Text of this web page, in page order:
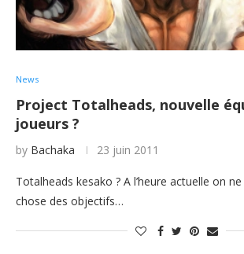
News
Project Totalheads, nouvelle
joueurs ?
by Bachaka 23 juin 2011
Totalheads kesako ? A l’heure actuelle on
chose des objectifs…